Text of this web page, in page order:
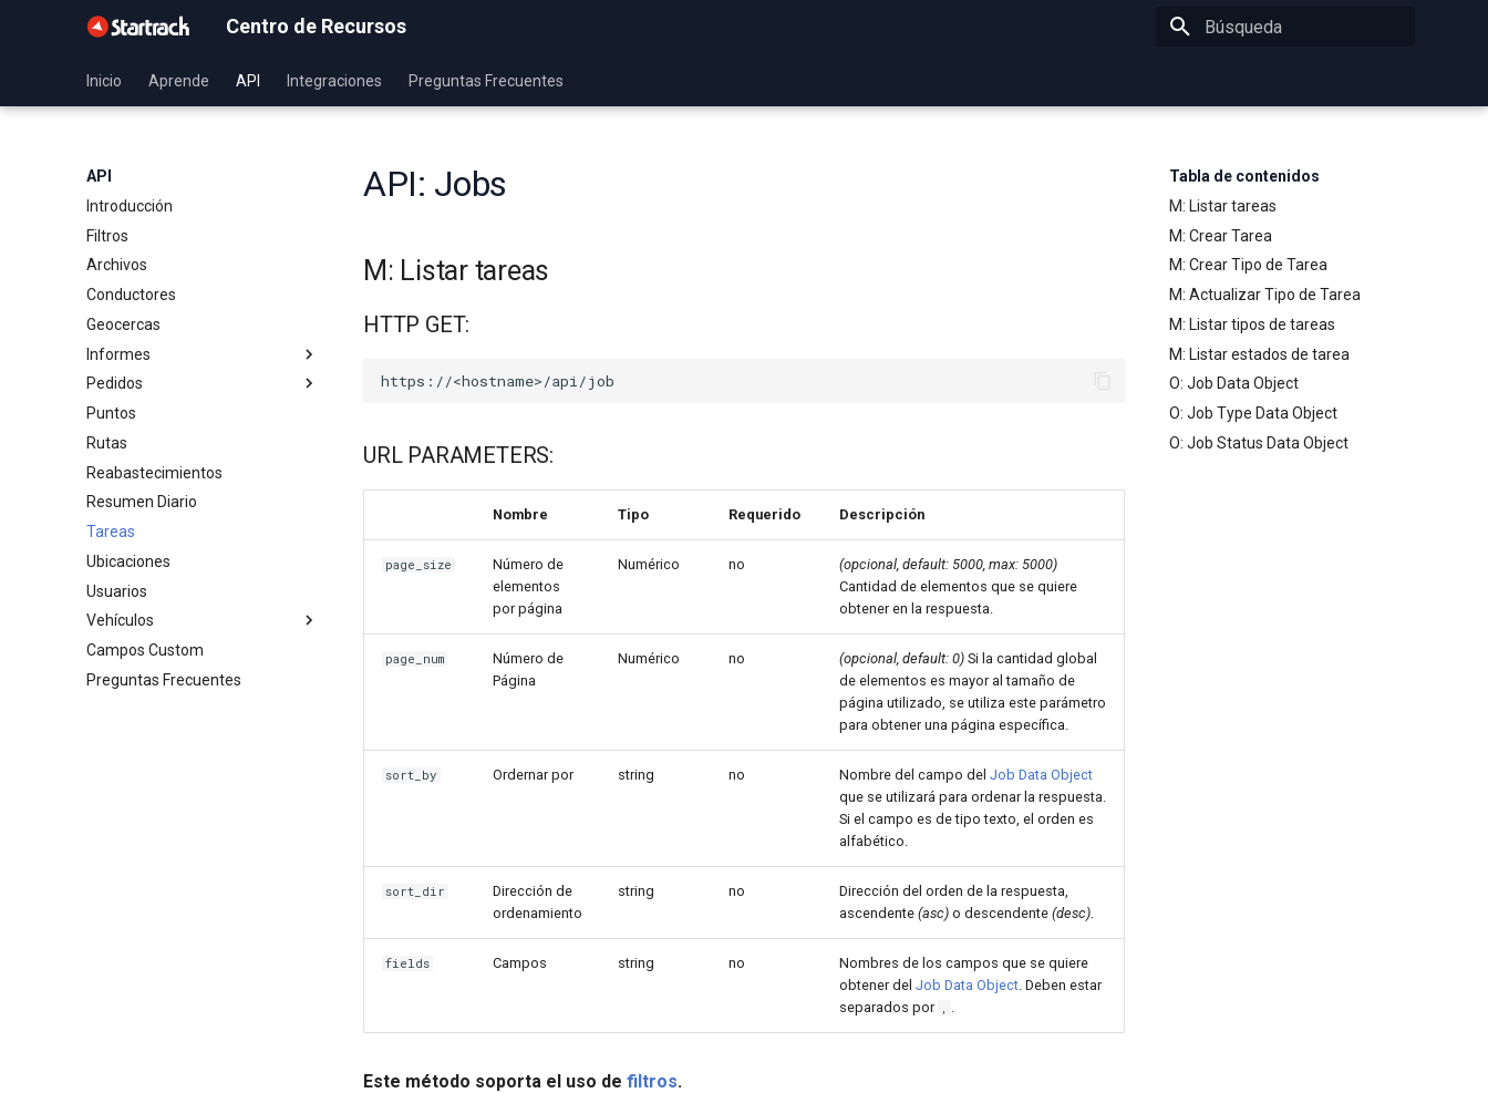
Centro de Recursos
Inicio Aprende API Integraciones Preguntas Frecuentes
API
Introducción
Filtros
Archivos
Conductores
Geocercas
Informes
Paradas
Respuestas de Formularios
Visitas a geocercas
Viajes
Historial de estados de usuario
Check-ins
Eventos
Temperatura
Consumo de combustible
Distancia
Estado de vehículos y usuarios
Pedidos
Catálogos
Categorías
Pedidos
Productos
Puntos
Rutas
Reabastecimientos
Resumen Diario
Tareas
Ubicaciones
Usuarios
Vehículos
Estado
Vehículos
Campos Custom
Preguntas Frecuentes
Tabla de contenidos
M: Listar tareas
M: Crear Tarea
M: Crear Tipo de Tarea
M: Actualizar Tipo de Tarea
M: Listar tipos de tareas
M: Listar estados de tarea
O: Job Data Object
O: Job Type Data Object
O: Job Status Data Object
API: Jobs
M: Listar tareas
HTTP GET:
URL PARAMETERS:
Nombre Tipo Requerido Descripción
page_size
Número de
elementos
por página
Numérico no
(opcional, default: 5000, max: 5000)
Cantidad de elementos que se quiere
obtener en la respuesta.
page_num
Número de
Página
Numérico no (opcional, default: 0) Si la cantidad global
de elementos es mayor al tamaño de
página utilizado, se utiliza este parámetro
para obtener una página específica.
sort_by Ordernar por string no Nombre del campo del Job Data Object
que se utilizará para ordenar la respuesta.
Si el campo es de tipo texto, el orden es
alfabético.
sort_dir
Dirección de
ordenamiento
string no
Dirección del orden de la respuesta,
ascendente (asc) o descendente (desc).
fields Campos string no
Nombres de los campos que se quiere
obtener del Job Data Object. Deben estar
separados por , .
Este método soporta el uso de filtros.